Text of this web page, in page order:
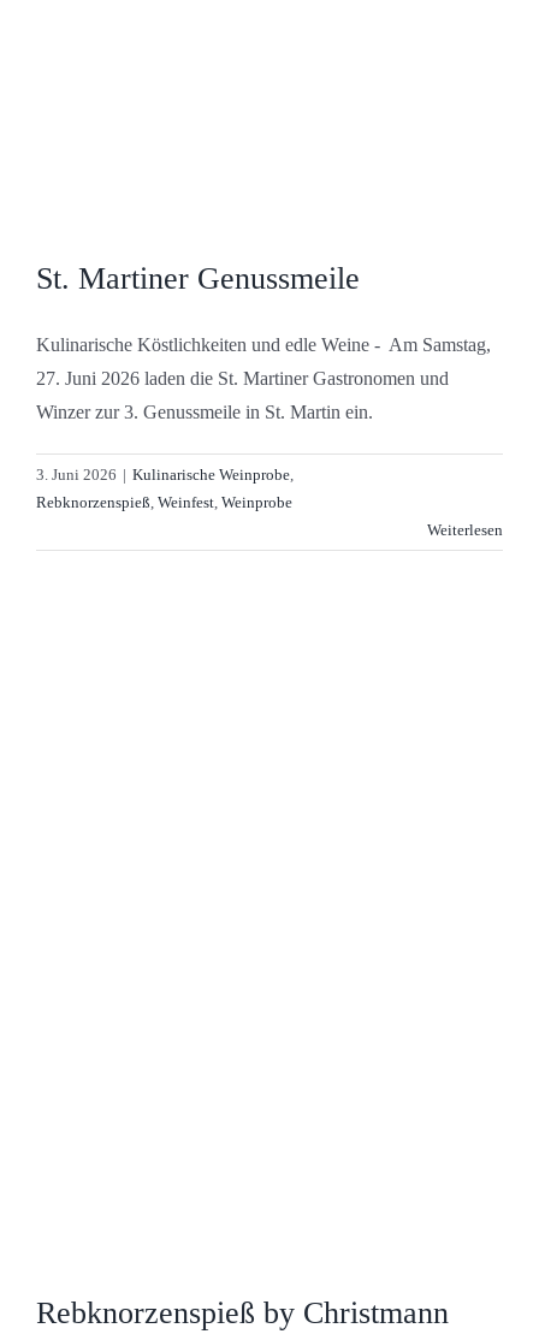
St. Martiner Genussmeile
Kulinarische Köstlichkeiten und edle Weine - Am Samstag,
27. Juni 2026 laden die St. Martiner Gastronomen und
Winzer zur 3. Genussmeile in St. Martin ein.
3. Juni 2026 | Kulinarische Weinprobe,
Rebknorzenspieß, Weinfest, Weinprobe
Weiterlesen
Rebknorzenspieß by Christmann